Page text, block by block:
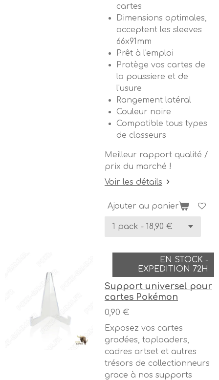
cartes
Dimensions optimales,
acceptent les sleeves
66x91mm
Prêt à l'emploi
Protège vos cartes de
la poussiere et de
l'usure
Rangement latéral
Couleur noire
Compatible tous types
de classeurs
Meilleur rapport qualité /
prix du marché !
Voir les détails
Ajouter au panier
EN STOCK -
EXPEDITION 72H
Support universel pour
cartes Pokémon
0,90 €
Exposez vos cartes
gradées, toploaders,
cadres artset et autres
trésors de collectionneurs
grace à nos supports